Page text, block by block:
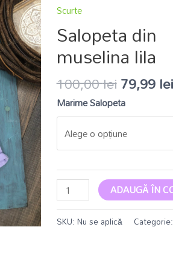
Scurte
Salopeta din
muselina lila
100,00lei79,99lei
Marime Salopeta
ADAUGĂ ÎN
SKU:Nu se aplică Categorie: